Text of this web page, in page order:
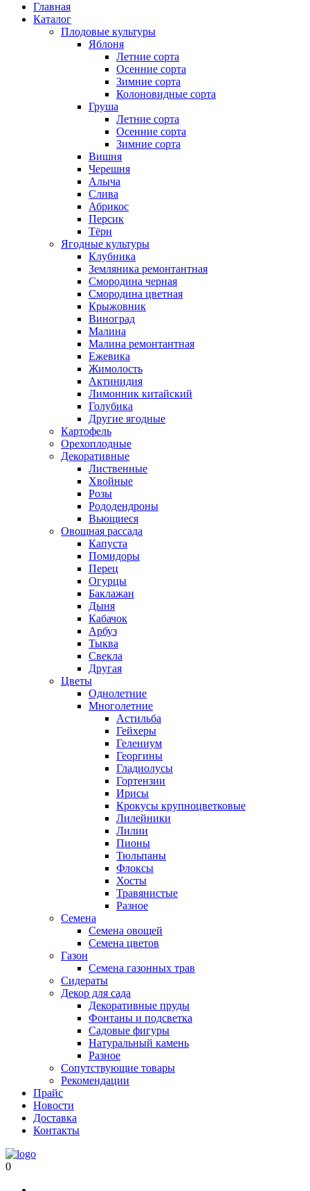
Главная
Каталог
Плодовые культуры
Яблоня
Летние сорта
Осенние сорта
Зимние сорта
Колоновидные сорта
Груша
Летние сорта
Осенние сорта
Зимние сорта
Вишня
Черешня
Алыча
Слива
Абрикос
Персик
Тёрн
Ягодные культуры
Клубника
Земляника ремонтантная
Смородина черная
Смородина цветная
Крыжовник
Виноград
Малина
Малина ремонтантная
Ежевика
Жимолость
Актинидия
Лимонник китайский
Голубика
Другие ягодные
Картофель
Орехоплодные
Декоративные
Лиственные
Хвойные
Розы
Рододендроны
Вьющиеся
Овощная рассада
Капуста
Помидоры
Перец
Огурцы
Баклажан
Дыня
Кабачок
Арбуз
Тыква
Свекла
Другая
Цветы
Однолетние
Многолетние
Астильба
Гейхеры
Гелениум
Георгины
Гладиолусы
Гортензии
Ирисы
Крокусы крупноцветковые
Лилейники
Лилии
Пионы
Тюльпаны
Флоксы
Хосты
Травянистые
Разное
Семена
Семена овощей
Семена цветов
Газон
Семена газонных трав
Сидераты
Декор для сада
Декоративные пруды
Фонтаны и подсветка
Садовые фигуры
Натуральный камень
Разное
Сопутствующие товары
Рекомендации
Прайс
Новости
Доставка
Контакты
0